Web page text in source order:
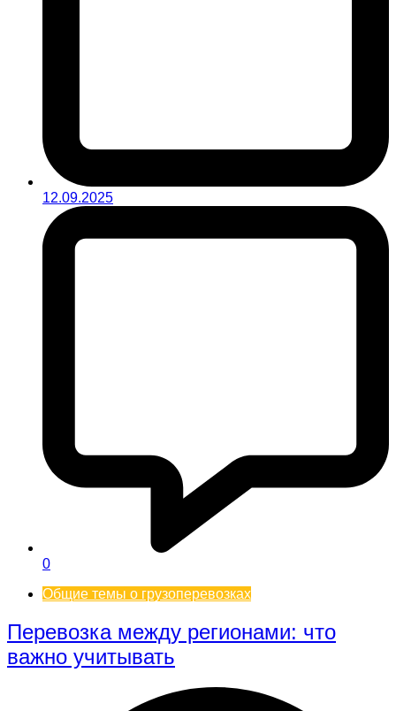
12.09.2025
0
Общие темы о грузоперевозках
Перевозка между регионами: что
важно учитывать